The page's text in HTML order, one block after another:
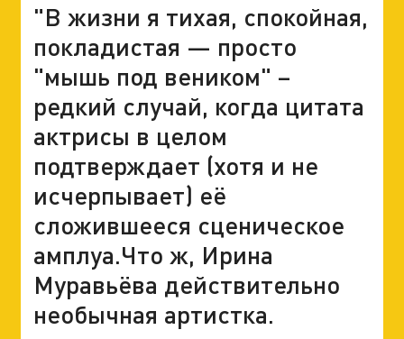
"В жизни я тихая, спокойная,
покладистая — просто
"мышь под веником" –
редкий случай, когда цитата
актрисы в целом
подтверждает (хотя и не
исчерпывает) её
сложившееся сценическое
амплуа.Что ж, Ирина
Муравьёва действительно
необычная артистка.